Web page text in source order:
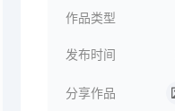
作品类型
发布时间
分享作品